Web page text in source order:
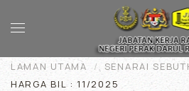
Skip to main content
LAMAN UTAMA SENARAI
HARGA BIL : 11/2025